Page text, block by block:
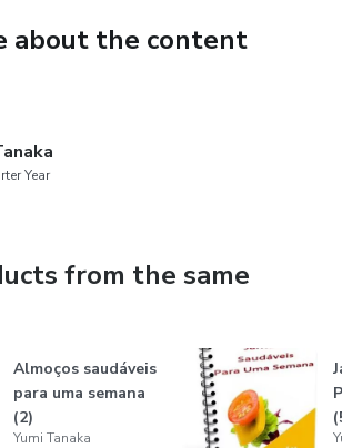
about the content
Year
from the same
Almoços saudáveis
para uma semana
(2)
Yumi Tanaka